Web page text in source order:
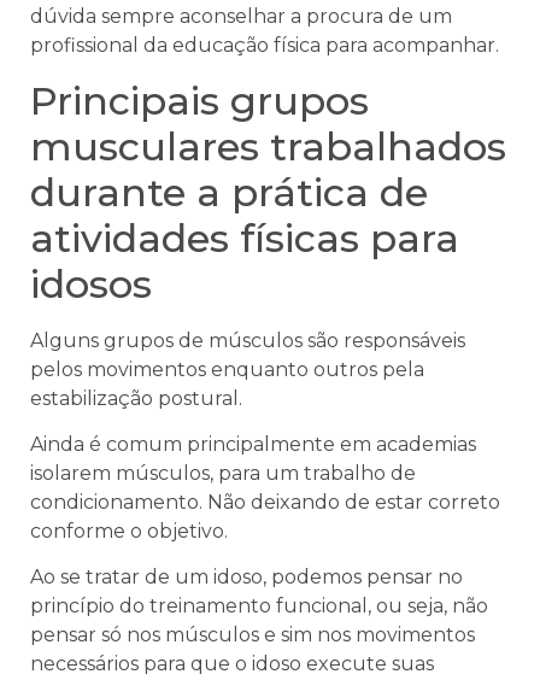
dúvida sempre aconselhar a procura de um
profissional da educação física para acompanhar.
Principais grupos
musculares trabalhados
durante a prática de
atividades físicas para
idosos
Alguns grupos de músculos são responsáveis
pelos movimentos enquanto outros pela
estabilização postural.
Ainda é comum principalmente em academias
isolarem músculos, para um trabalho de
condicionamento. Não deixando de estar correto
conforme o objetivo.
Ao se tratar de um idoso, podemos pensar no
princípio do treinamento funcional, ou seja, não
pensar só nos músculos e sim nos movimentos
necessários para que o idoso execute suas